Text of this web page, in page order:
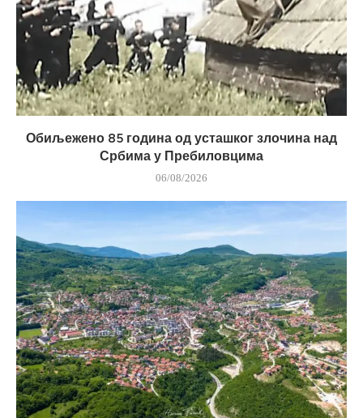
Обиљежено 85 година од усташког злочина над
Србима у Пребиловцима
06/08/2026